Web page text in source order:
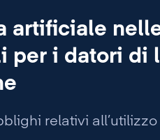
artificiale
per i datori di
relativi